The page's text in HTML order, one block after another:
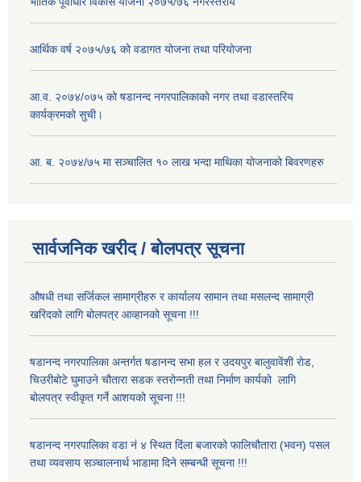
आर्थिक वर्ष २०७५/७६ को वडागत योजना तथा परियोजना
आ.व. २०७४/०७५ को षडानन्द नगरपालिकाको नगर तथा वडास्तरिय
कार्यक्रमको सुची।
आ. ब. २०७४/७५ मा सञ्चालित १० लाख भन्दा माथिका योजनाको बिवरणहरु
सार्वजनिक खरीद / बोलपत्र सूचना
औषधी तथा सर्जिकल सामाग्रीहरु र कार्यालय सामान तथा मसलन्द सामाग्री
खरिदको लागि बोलपत्र आव्हानको सूचना !!!
षडानन्द नगरपालिका अन्तर्गत षडानन्द सभा हल र उदयपुर बालुवावेंशी रोड,
चिउरीबोटे घुमाउने चौतारा सडक स्तरोन्नती तथा निर्माण कार्यको लागि
बोलपत्र स्वीकृत गर्ने आशयको सूचना !!!
षडानन्द नगरपालिका वडा नं ४ स्थित दिंला बजारको फालिचौतारा (भवन) पसल
तथा व्यवसाय सञ्चालनार्थ भाडामा दिने सम्बन्धी सूचना !!!